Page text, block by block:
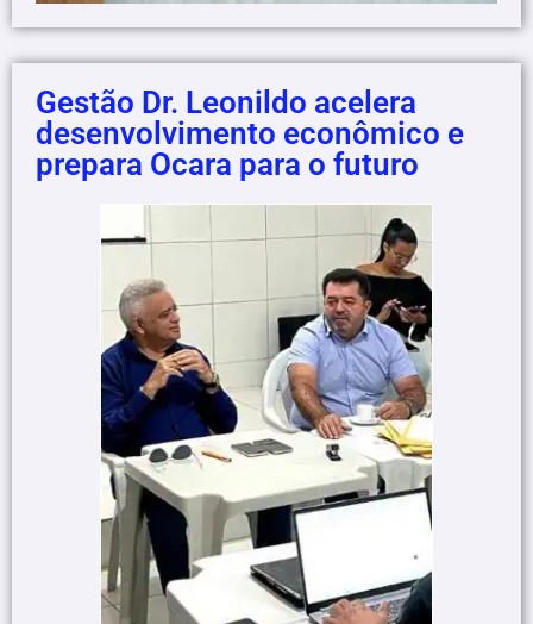
Gestão Dr. Leonildo acelera
desenvolvimento econômico e
prepara Ocara para o futuro